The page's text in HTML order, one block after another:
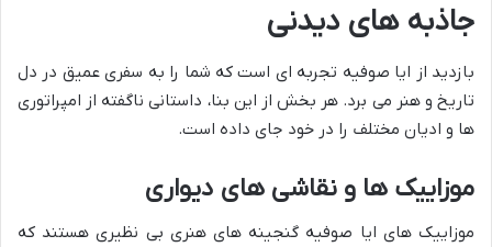
جاذبه های دیدنی
بازدید از ایا صوفیه تجربه ای است که شما را به سفری عمیق در دل
تاریخ و هنر می برد. هر بخش از این بنا، داستانی ناگفته از امپراتوری
ها و ادیان مختلف را در خود جای داده است.
موزاییک ها و نقاشی های دیواری
موزاییک های ایا صوفیه گنجینه های هنری بی نظیری هستند که